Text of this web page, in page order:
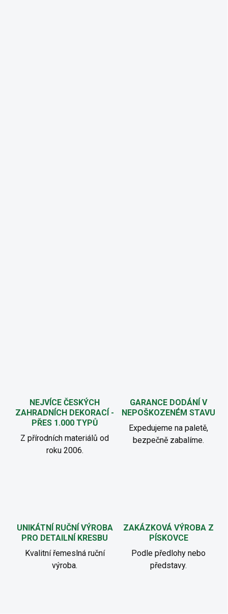
NEJVÍCE ČESKÝCH
ZAHRADNÍCH DEKORACÍ -
PŘES 1.000 TYPŮ
Z přírodních materiálů od
roku 2006.
GARANCE DODÁNÍ V
NEPOŠKOZENÉM STAVU
Expedujeme na paletě,
bezpečně zabalíme.
UNIKÁTNÍ RUČNÍ VÝROBA
PRO DETAILNÍ KRESBU
Kvalitní řemeslná ruční
výroba.
ZAKÁZKOVÁ VÝROBA Z
PÍSKOVCE
Podle předlohy nebo
představy.